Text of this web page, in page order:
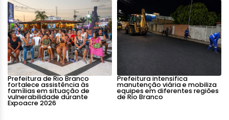
Prefeitura de Rio Branco
fortalece assistência às
famílias em situação de
vulnerabilidade durante
Expoacre 2026
Prefeitura intensifica
manutenção viária e mobiliza
equipes em diferentes regiões
de Rio Branco